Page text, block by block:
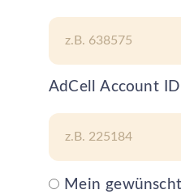
AdCell Account ID
Mein